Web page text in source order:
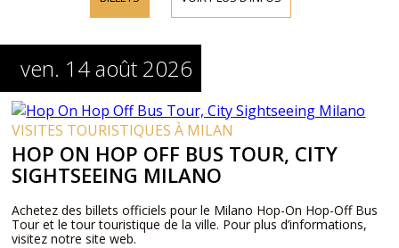
ven. 14 août 2026
VISITES TOURISTIQUES À MILAN
HOP ON HOP OFF BUS TOUR, CITY
SIGHTSEEING MILANO
Achetez des billets officiels pour le Milano Hop-On Hop-Off Bus
Tour et le tour touristique de la ville. Pour plus d’informations,
visitez notre site web.